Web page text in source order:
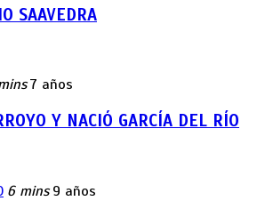
SAAVEDRA
7 años
Y NACIÓ GARCÍA DEL RÍO
6 mins 9 años